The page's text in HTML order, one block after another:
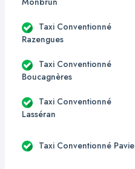
Taxi Conventionné
Razengues
Taxi Conventionné
Boucagnères
Taxi Conventionné
Lasséran
Taxi Conventionné Pavie